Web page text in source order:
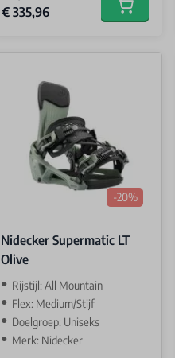
€ 335,96 Add to cart
-20%
Nidecker Supermatic LT
Olive
Rijstijl: All Mountain
Flex: Medium/Stijf
Doelgroep: Uniseks
Merk: Nidecker